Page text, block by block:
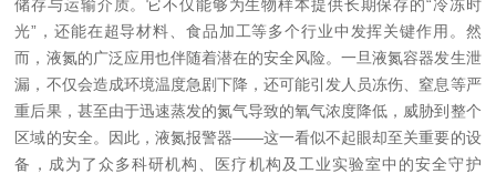
储存与运输介质。它不仅能够为生物样本提供长期保存的“冷冻时
光”，还能在超导材料、食品加工等多个行业中发挥关键作用。然
而，液氮的广泛应用也伴随着潜在的安全风险。一旦液氮容器发生泄
漏，不仅会造成环境温度急剧下降，还可能引发人员冻伤、窒息等严
重后果，甚至由于迅速蒸发的氮气导致的氧气浓度降低，威胁到整个
区域的安全。因此，液氮报警器——这一看似不起眼却至关重要的设
备，成为了众多科研机构、医疗机构及工业实验室中的安全守护